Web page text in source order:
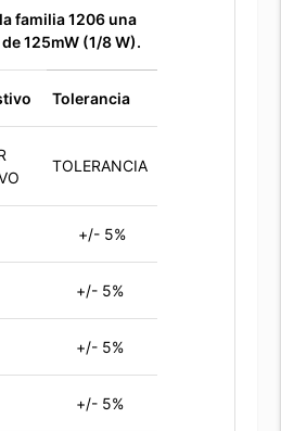
familia 1206 una
125mW (1/8 W).
Tolerancia
TOLERANCIA
+/- 5%
+/- 5%
+/- 5%
+/- 5%